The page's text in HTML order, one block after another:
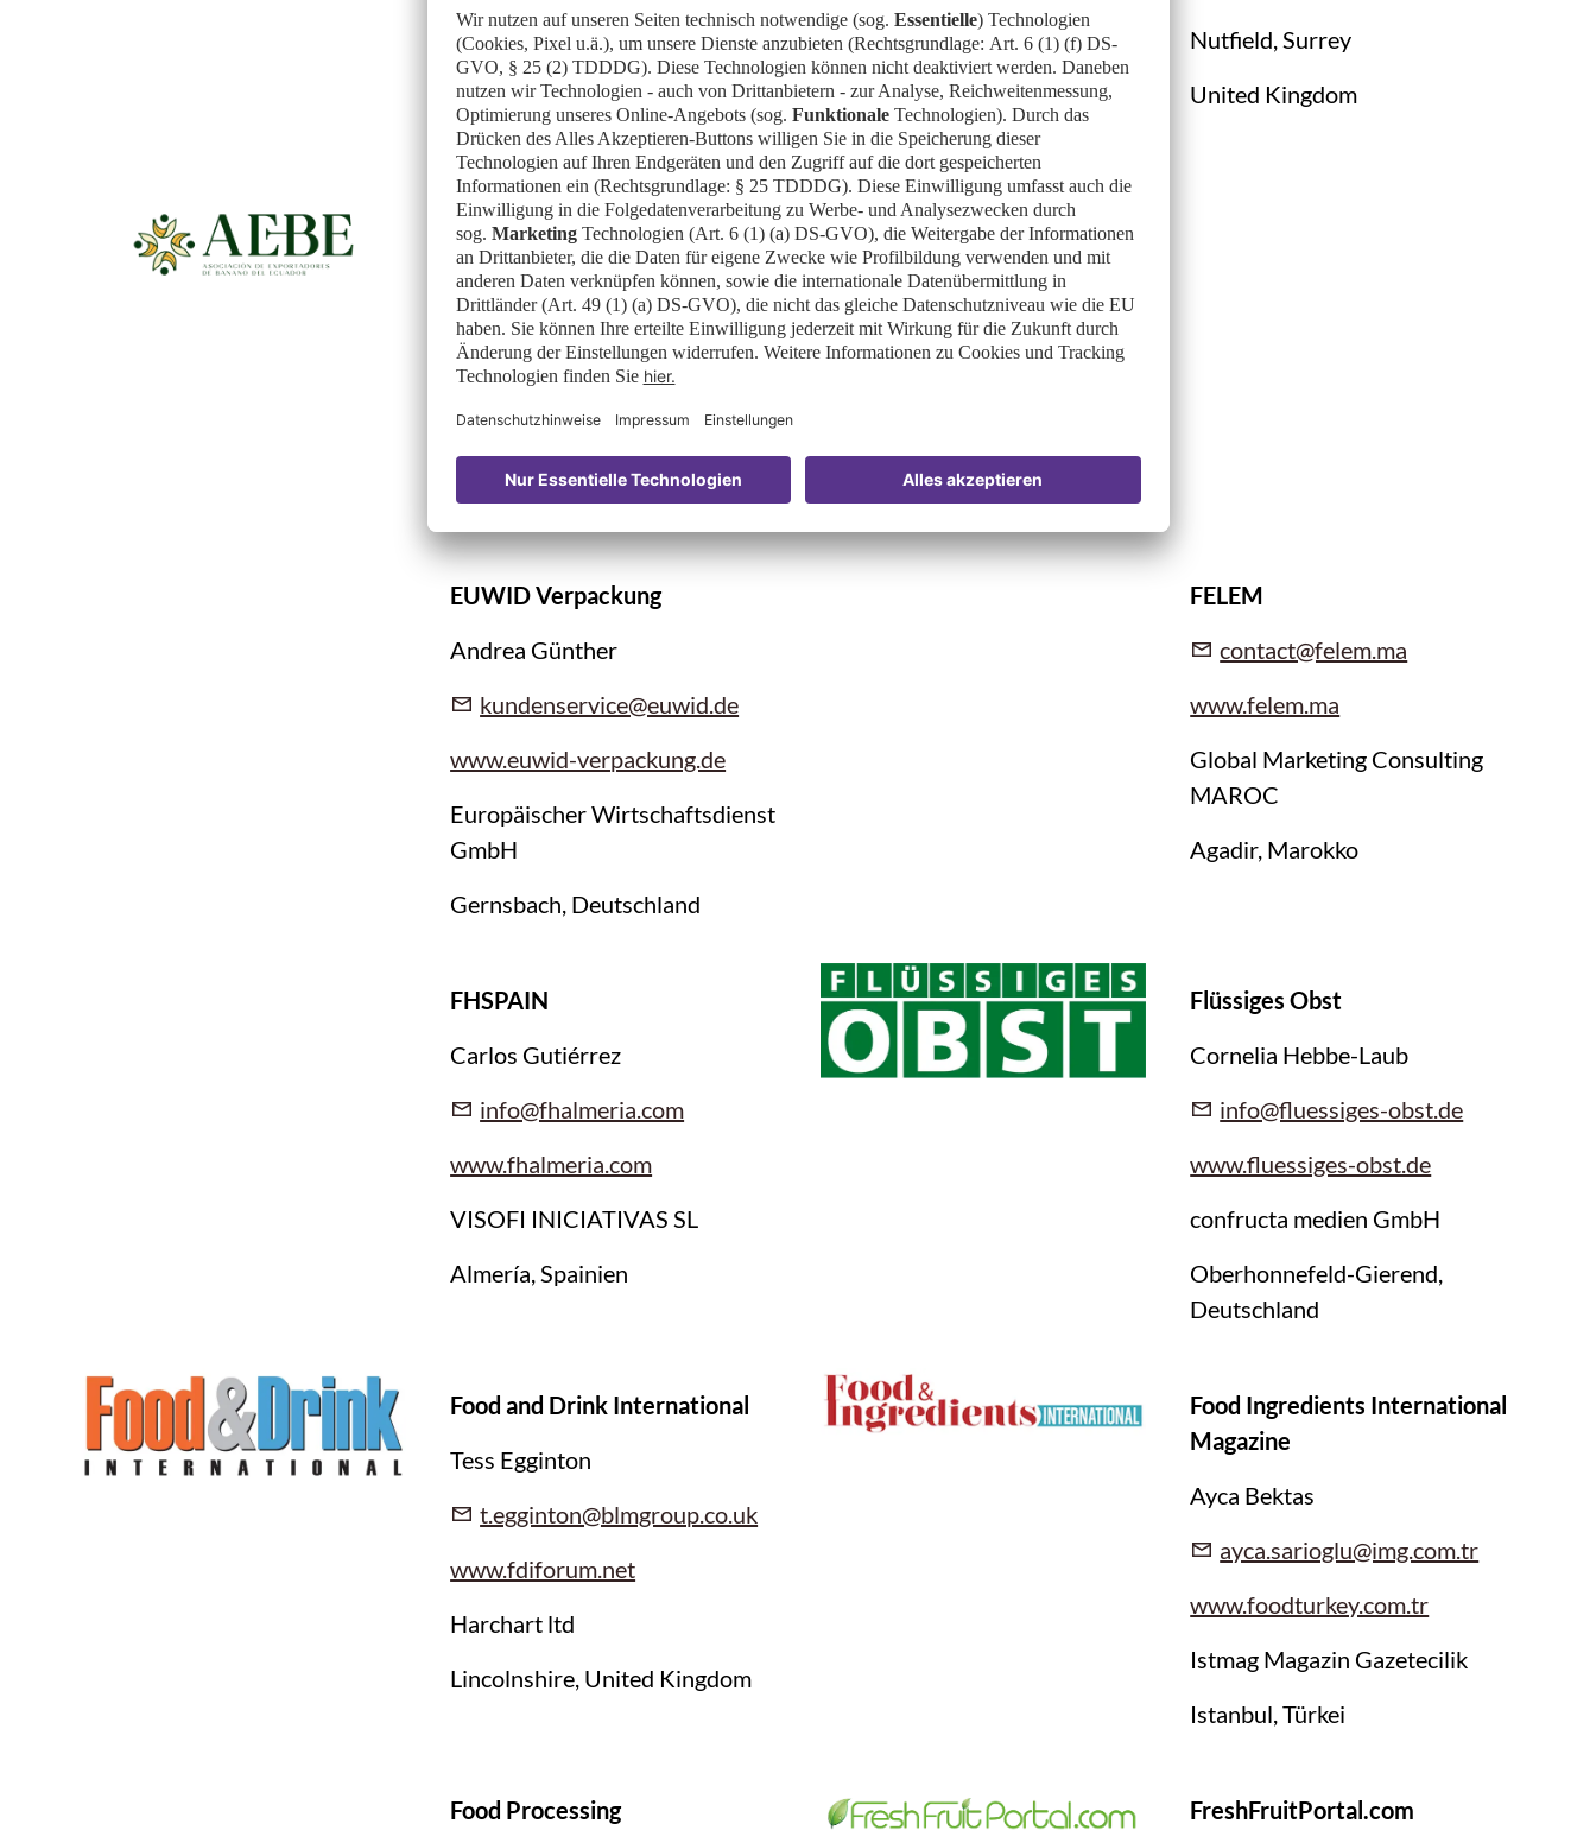
ALL PACK HELLAS
Athen, Griechenland
Nutfield, Surrey
United Kingdom
AEBE (Association of
Ecuadorian Banana Exporters)
Domenica Matamoros
dmatamoros@aebe.com.ec
www.aebe.com.ec/
Guayaquil, Ecuador
EUWID Verpackung
Andrea Günther
kundenservice@euwid.de
www.euwid-verpackung.de
Europäischer Wirtschaftsdienst
GmbH
Gernsbach, Deutschland
FELEM
contact@felem.ma
www.felem.ma
Global Marketing Consulting
MAROC
Agadir, Marokko
FHSPAIN
Carlos Gutiérrez
info@fhalmeria.com
www.fhalmeria.com
VISOFI INICIATIVAS SL
Almería, Spainien
Flüssiges Obst
Cornelia Hebbe-Laub
info@fluessiges-obst.de
www.fluessiges-obst.de
confructa medien GmbH
Oberhonnefeld-Gierend,
Deutschland
Food and Drink International
Tess Egginton
t.egginton@blmgroup.co.uk
www.fdiforum.net
Harchart ltd
Lincolnshire, United Kingdom
Food Ingredients International
Magazine
Ayca Bektas
ayca.sarioglu@img.com.tr
www.foodturkey.com.tr
Istmag Magazin Gazetecilik
Istanbul, Türkei
Food Processing FreshFruitPortal.com